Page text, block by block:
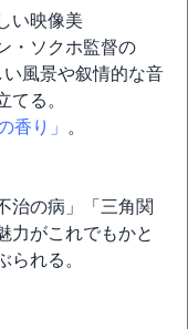
い映像美
・ソクホ監督の
い風景や叙情的な音
てる。
香り」 。
治の病」「三角関
力がこれでもかと
られる。